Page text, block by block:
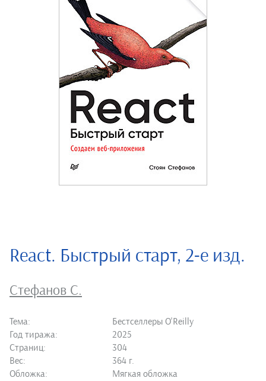
React. Быстрый старт, 2-е изд.
Стефанов С.
Тема:
Бестселлеры O'Reilly
Год тиража:
2025
Страниц:
304
Вес:
364 г.
Обложка:
Мягкая обложка